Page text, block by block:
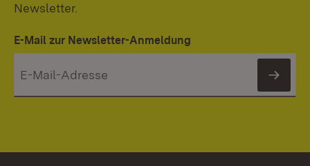
Newsletter.
E-Mail zur Newsletter-Anmeldung